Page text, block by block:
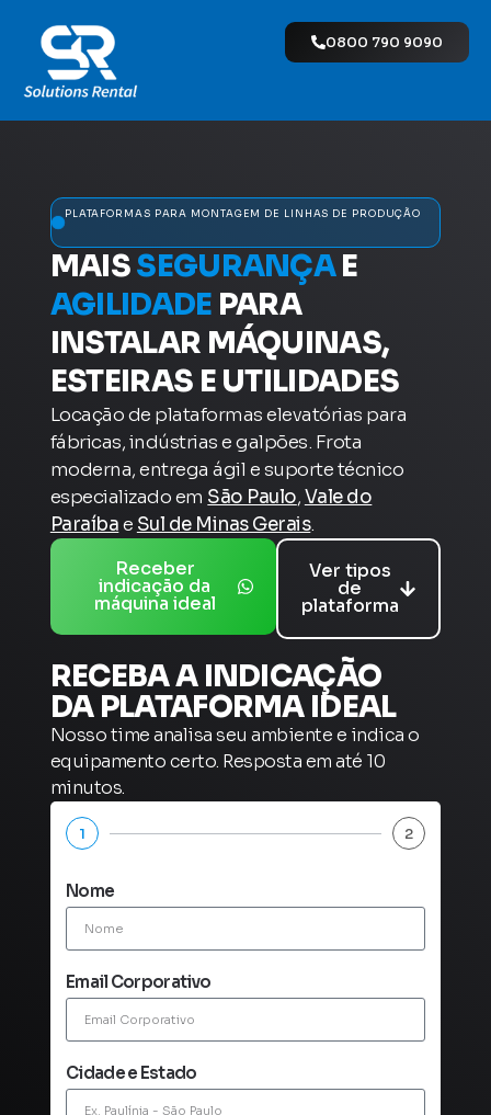
0800 790 9090
PLATAFORMAS PARA MONTAGEM DE LINHAS DE PRODUÇÃO
MAISSEGURANÇAE
AGILIDADE PARA
INSTALAR MÁQUINAS,
ESTEIRAS E UTILIDADES
Locação de plataformas elevatórias para
fábricas, indústrias e galpões. Frota
moderna, entrega ágil e suporte técnico
especializado em São Paulo,Vale do
Paraíbae Sul de Minas Gerais.
Receber
indicação da
máquina ideal
Ver tipos
de
plataforma
RECEBA A INDICAÇÃO
DA PLATAFORMA IDEAL
Nosso time analisa seu ambiente e indica o
equipamento certo. Resposta em até 10
minutos.
1 2
Nome
Email Corporativo
Cidade e Estado